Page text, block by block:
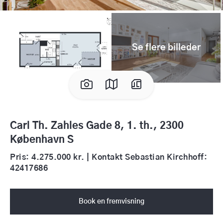
Se flere billeder
Carl Th. Zahles Gade 8, 1. th., 2300
København S
Pris: 4.275.000 kr. | Kontakt Sebastian Kirchhoff:
42417686
Book en fremvisning